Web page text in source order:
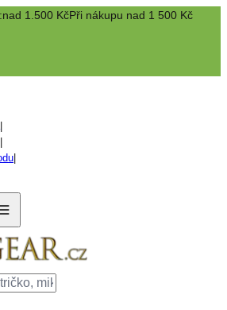
nad 1.500 KčPři nákupu nad 1 500 Kč
|